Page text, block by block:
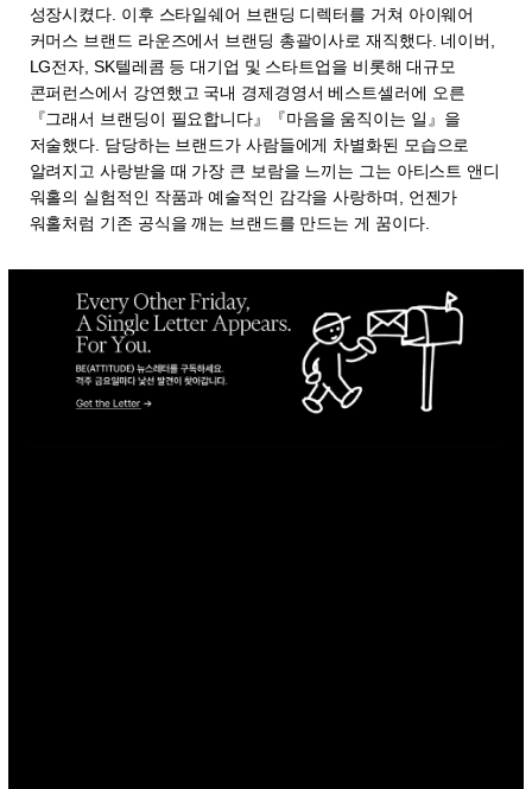
성장시켰다. 이후 스타일쉐어 브랜딩 디렉터를 거쳐 아이웨어
커머스 브랜드 라운즈에서 브랜딩 총괄이사로 재직했다. 네이버,
LG전자, SK텔레콤 등 대기업 및 스타트업을 비롯해 대규모
콘퍼런스에서 강연했고 국내 경제경영서 베스트셀러에 오른
『그래서 브랜딩이 필요합니다』『마음을 움직이는 일』을
저술했다. 담당하는 브랜드가 사람들에게 차별화된 모습으로
알려지고 사랑받을 때 가장 큰 보람을 느끼는 그는 아티스트 앤디
워홀의 실험적인 작품과 예술적인 감각을 사랑하며, 언젠가
워홀처럼 기존 공식을 깨는 브랜드를 만드는 게 꿈이다.